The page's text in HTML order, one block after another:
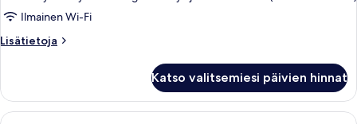
Ilmainen Wi-Fi
Lisätietoja
Lisätietoja
Land
View
Katso valitsemiesi päivien hinnat
Avaa
Hotellihuone, jossa on kaksi